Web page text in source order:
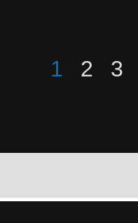
1 2 3